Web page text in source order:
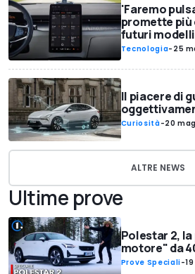
'Faremo
promette più
futuri modelli
Tecnologia- 25
Il piacere di
Curiosità-20 mag
ALTRE NEWS
Ultime prove
Polestar 2,
motore" da
Prove Speciali-